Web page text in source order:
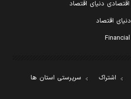
دنیای اقتصاد
اقتصاد
اشتراک
سرپرستی استان ها